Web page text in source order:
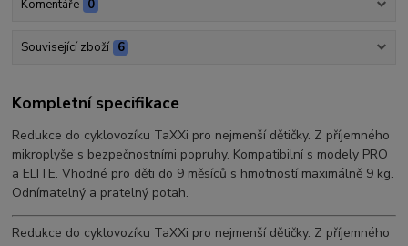
Komentáře 0
Související zboží 6
Kompletní specifikace
Redukce do cyklovozíku TaXXi pro nejmenší dětičky. Z příjemného
mikroplyše s bezpečnostními popruhy. Kompatibilní s modely PRO
a ELITE. Vhodné pro děti do 9 měsíců s hmotností maximálně 9 kg.
Odnímatelný a pratelný potah.
Redukce do cyklovozíku TaXXi pro nejmenší dětičky. Z příjemného